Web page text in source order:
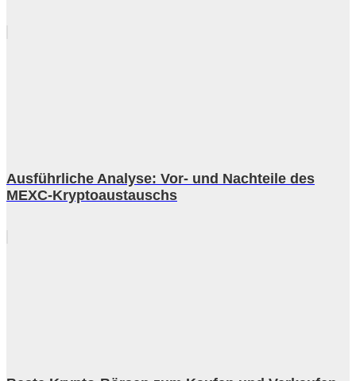
Ausführliche Analyse: Vor- und Nachteile des
MEXC-Kryptoaustauschs